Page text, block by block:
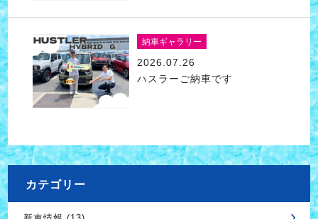
納車ギャラリー
2026.07.26
ハスラーご納車です
カテゴリー